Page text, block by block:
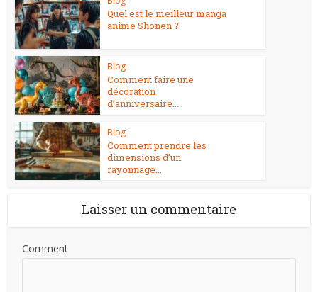
Quel est le meilleur manga
anime Shonen ?
Blog
Comment faire une
décoration
d’anniversaire...
Blog
Comment prendre les
dimensions d’un
rayonnage...
Laisser un commentaire
Comment